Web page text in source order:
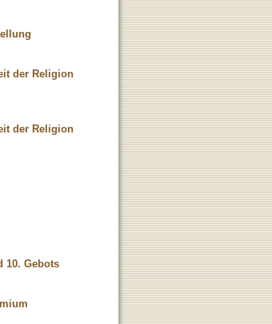
der Religion
der Religion
10. Gebots